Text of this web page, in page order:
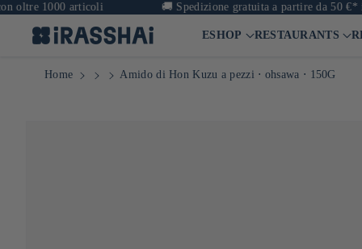
articoli Spedizione gratuita a partire da 50 €* in
ESHOP RESTAURANTS
Home Amido di Hon Kuzu a pezzi ⋅ ohsawa ⋅ 150G